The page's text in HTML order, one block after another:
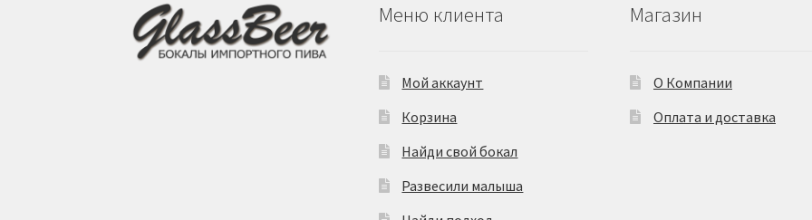
Меню клиента
Мой аккаунт
Корзина
Найди свой бокал
Развесили малыша
Магазин
О Компании
Оплата и доставка